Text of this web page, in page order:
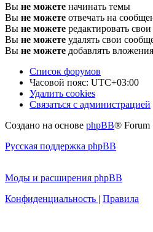
Вы не можете начинать темы
Вы не можете отвечать на
Вы не можете редактировать
Вы не можете удалять свои
Вы не можете добавлять вложения
Список форумов
Часовой пояс: UTC+03:00
Удалить cookies
Связаться с администрацией
Создано на основе phpBB® Forum
Русская поддержка phpBB
Моды и расширения phpBB
Конфиденциальность | Правила